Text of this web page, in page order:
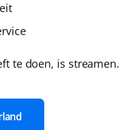
te doen, is streamen.